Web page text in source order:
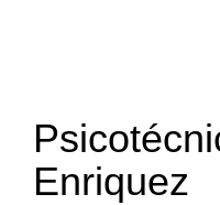
Enriquez